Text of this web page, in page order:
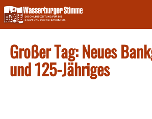
Skip
to
content
Großer Tag: Neues
und 125-Jähriges